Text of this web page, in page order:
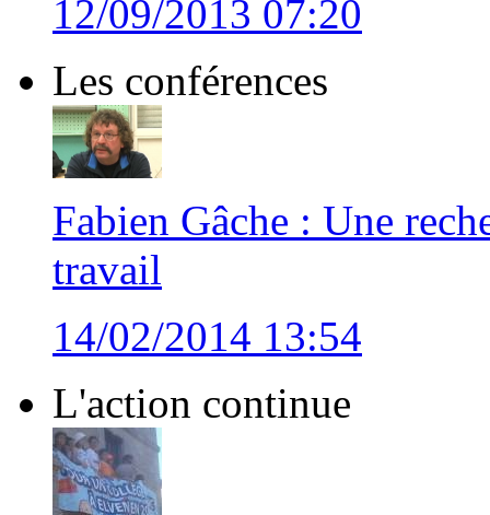
12/09/2013 07:20
Les conférences
Fabien Gâche : Une
travail
14/02/2014 13:54
L'action continue